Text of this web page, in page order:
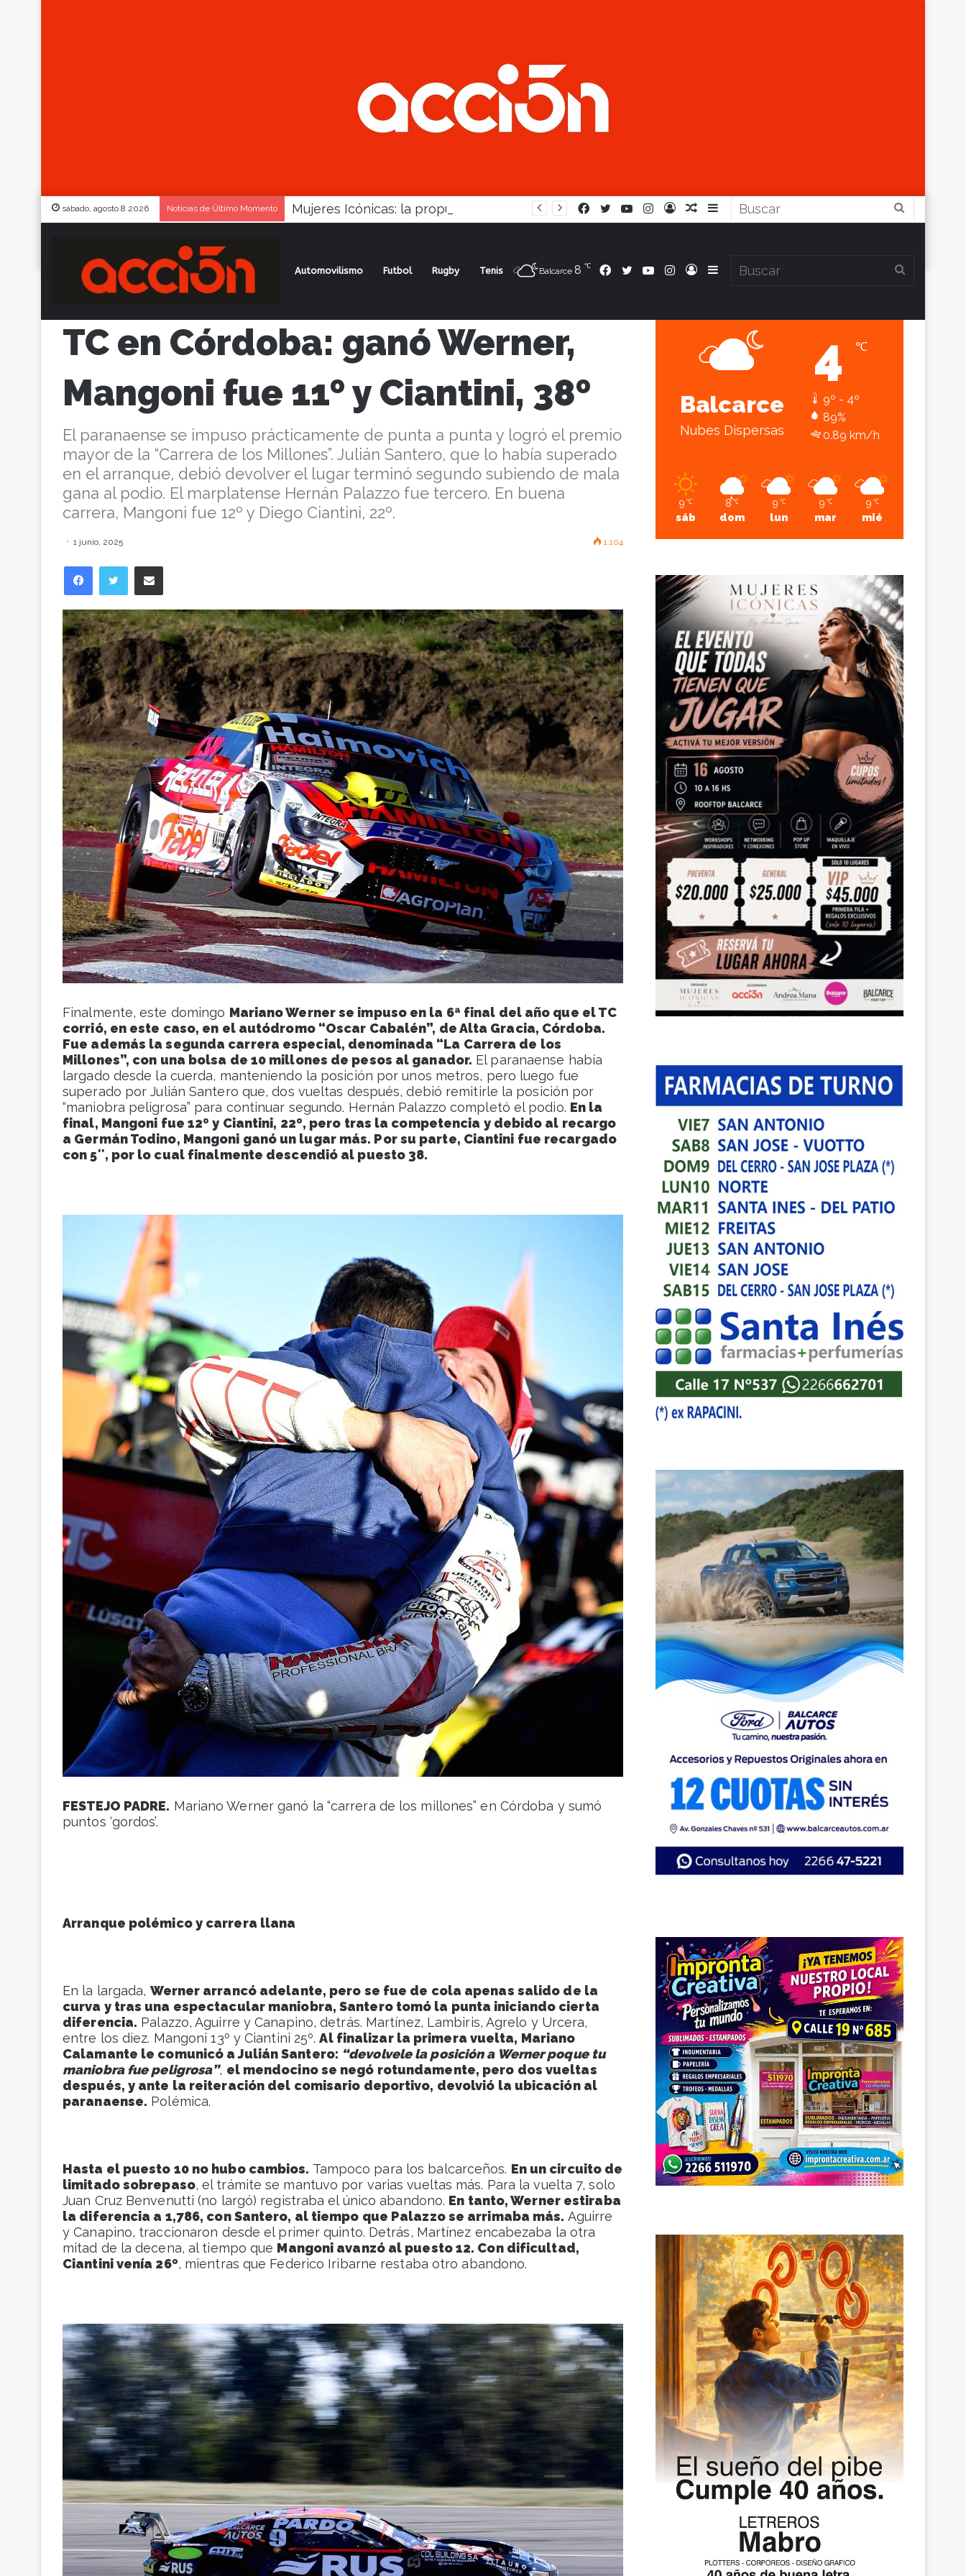
sábado, agosto 8 2026 Noticias de Último Momento
Barra
Artículo
Iniciar
Instagram
YouTube
Twitter
Facebook
Automovilismo Futbol Rugby Tenis Barra
Lateral
Iniciar
Sesión
Instagram
YouTube
Twitter
Facebook
Balcarce 8 ℃
Inicio/ Actualidad /TC en Córdoba: ganó Werner, Mangoni fue 11º y Ciantini, 38º
TC en Córdoba: ganó Werner,
Mangoni fue 11º y Ciantini, 38º
El paranaense se impuso prácticamente de punta a punta y logró el premio
mayor de la “Carrera de los Millones”. Julián Santero, que lo había superado
en el arranque, debió devolver el lugar terminó segundo subiendo de mala
gana al podio. El marplatense Hernán Palazzo fue tercero. En buena
carrera, Mangoni fue 12º y Diego Ciantini, 22º.
1 junio, 2025 1.104
Facebook
Finalmente, este domingo Mariano Werner se impuso en la 6ª final del año que el TC
corrió, en este caso, en el autódromo “Oscar Cabalén”, de Alta Gracia, Córdoba.
Fue además la segunda carrera especial, denominada “La Carrera de los
Millones”, con una bolsa de 10 millones de pesos al ganador. El paranaense había
largado desde la cuerda, manteniendo la posición por unos metros, pero luego fue
superado por Julián Santero que, dos vueltas después, debió remitirle la posición por
“maniobra peligrosa” para continuar segundo. Hernán Palazzo completó el podio. En la
final, Mangoni fue 12º y Ciantini, 22º, pero tras la competencia y debido al recargo
a Germán Todino, Mangoni ganó un lugar más. Por su parte, Ciantini fue recargado
con 5″, por lo cual finalmente descendió al puesto 38.
FESTEJO PADRE. Mariano Werner ganó la “carrera de los millones” en Córdoba y sumó
puntos ‘gordos’.
Arranque polémico y carrera llana
En la largada, Werner arrancó adelante, pero se fue de cola apenas salido de la
curva y tras una espectacular maniobra, Santero tomó la punta iniciando cierta
diferencia. Palazzo, Aguirre y Canapino, detrás. Martínez, Lambiris, Agrelo y Urcera,
entre los diez. Mangoni 13º y Ciantini 25º.Al finalizar la primera vuelta, Mariano
Calamante le comunicó a Julián Santero: “devolvele la posición a Werner poque tu
maniobra fue peligrosa”, el mendocino se negó rotundamente, pero dos vueltas
después, y ante la reiteración del comisario deportivo, devolvió la ubicación al
paranaense. Polémica.
Hasta el puesto 10 no hubo cambios. Tampoco para los balcarceños. En un circuito de
limitado sobrepaso, el trámite se mantuvo por varias vueltas más. Para la vuelta 7, solo
Juan Cruz Benvenutti (no largó) registraba el único abandono. En tanto, Werner estiraba
la diferencia a 1,786, con Santero, al tiempo que Palazzo se arrimaba más. Aguirre
y Canapino, traccionaron desde el primer quinto. Detrás, Martínez encabezaba la otra
mitad de la decena, al tiempo que Mangoni avanzó al puesto 12. Con dificultad,
Ciantini venía 26º, mientras que Federico Iribarne restaba otro abandono.
Balcarce
Nubes Dispersas
4 ℃
9º - 4º
89%
0.89 km/h
9 ℃
sáb
8 ℃
dom
9 ℃
lun
9 ℃
mar
9 ℃
mié